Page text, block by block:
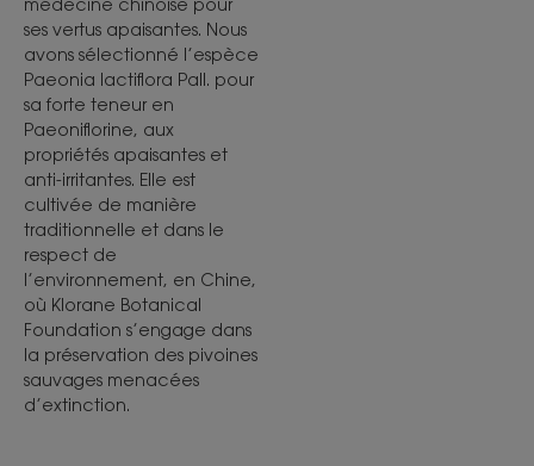
ses vertus apaisantes. Nous
avons sélectionné l’espèce
Paeonia lactiflora Pall. pour
sa forte teneur en
Paeoniflorine, aux
propriétés apaisantes et
anti-irritantes. Elle est
cultivée de manière
traditionnelle et dans le
respect de
l’environnement, en Chine,
où Klorane Botanical
Foundation s’engage dans
la préservation des pivoines
sauvages menacées
d’extinction.